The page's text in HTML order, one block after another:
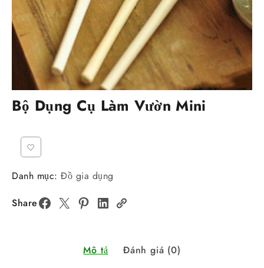
Bộ Dụng Cụ Làm Vườn Mini
Danh mục: Đồ gia dụng
Share
Mô tả Đánh giá (0)